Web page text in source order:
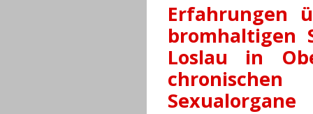
Erfahrungen
bromhaltigen
Loslau in
Sexualorgane